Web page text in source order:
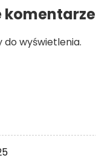
komentarze
wyświetlenia.